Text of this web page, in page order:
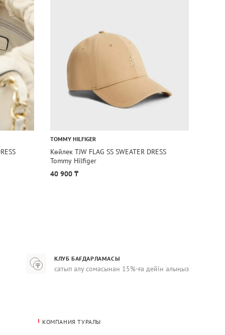
TOMMY HILFIGER
Көйлек TJW FLAG SS SWEATER DRESS
Tommy Hilfiger
40 900 ₸
КЛУБ БАҒДАРЛАМАСЫ
сатып алу сомасынан 15%-ға дейін алыңыз
КОМПАНИЯ ТУРАЛЫ